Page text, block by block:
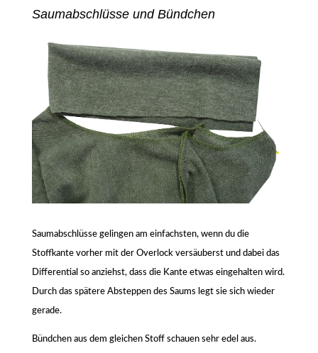
Saumabschlüsse und Bündchen
Saumabschlüsse gelingen am einfachsten, wenn du die
Stoffkante vorher mit der Overlock versäuberst und dabei das
Differential so anziehst, dass die Kante etwas eingehalten wird.
Durch das spätere Absteppen des Saums legt sie sich wieder
gerade.
Bündchen aus dem gleichen Stoff schauen sehr edel aus.